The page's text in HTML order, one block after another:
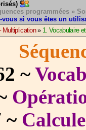
programmées »
si vous êtes un
Multiplication» 1. Vocabulaire
~
~